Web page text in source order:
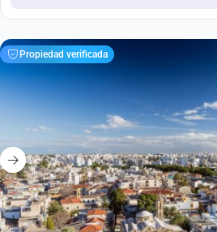
Propiedad verificada